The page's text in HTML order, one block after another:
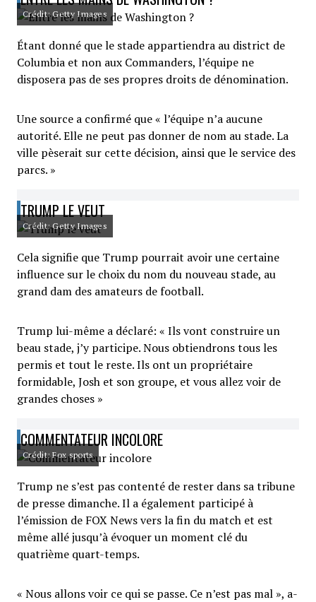
Crédit: Getty Images
Étant donné que le stade appartiendra au district de
Columbia et non aux Commanders, l’équipe ne
disposera pas de ses propres droits de dénomination.
Une source a confirmé que « l’équipe n’a aucune
autorité. Elle ne peut pas donner de nom au stade. La
ville pèserait sur cette décision, ainsi que le service des
parcs. »
TRUMP LE VEUT
Crédit: Getty Images
Cela signifie que Trump pourrait avoir une certaine
influence sur le choix du nom du nouveau stade, au
grand dam des amateurs de football.
Trump lui-même a déclaré: « Ils vont construire un
beau stade, j’y participe. Nous obtiendrons tous les
permis et tout le reste. Ils ont un propriétaire
formidable, Josh et son groupe, et vous allez voir de
grandes choses »
COMMENTATEUR INCOLORE
Crédit: Fox sports
Trump ne s’est pas contenté de rester dans sa tribune
de presse dimanche. Il a également participé à
l’émission de FOX News vers la fin du match et est
même allé jusqu’à évoquer un moment clé du
quatrième quart-temps.
« Nous allons voir ce qui se passe. Ce n’est pas mal », a-